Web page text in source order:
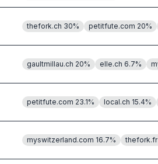
thefork.ch 30% petitfute.com 20%
gaultmillau.ch 20% elle.ch 6.7%
petitfute.com 23.1% local.ch 15.4%
myswitzerland.com 16.7% thefork.fr